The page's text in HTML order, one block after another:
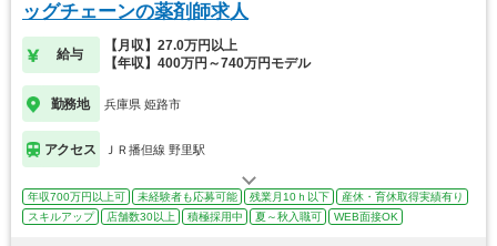
ッグチェーンの薬剤師求人
給与
【月収】27.0万円以上
【年収】400万円～740万円モデル
勤務地 兵庫県 姫路市
アクセス ＪＲ播但線 野里駅
年収700万円以上可 未経験者も応募可能 残業月10ｈ以下
産休・育休取得実績有り
スキルアップ
店舗数30以上 積極採用中 夏～秋入職可 WEB面接OK